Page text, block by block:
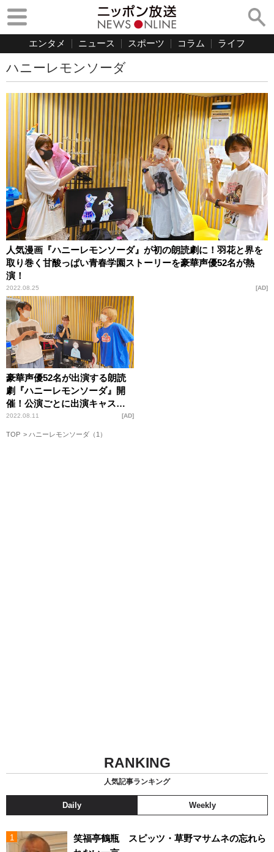
エンタメ ニュース スポーツ コラム ライフ
ハニーレモンソーダ
人気漫画『ハニーレモンソーダ』が初の朗読劇に！羽花と界を
取り巻く甘酸っぱい青春学園ストーリーを豪華声優52名が熱
演！
2022.08.25 AD
豪華声優52名が出演する朗読
劇『ハニーレモンソーダ』開
催！公演ごとに出演キャスト
が変わる“マルチキャスト
式”で、全公演異なる組み合わ
2022.08.11 AD
TOP ハニーレモンソーダ（1）
RANKING
人気記事ランキング
Daily Weekly
笑福亭鶴瓶 スピッツ・草野マサムネの忘れら